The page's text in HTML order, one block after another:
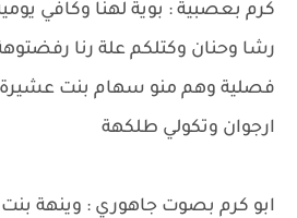
كرم بعصبية : بوية لهنا وكافي
رشا وحنان وكتلكم علة رنا
فصلية وهم منو سهام بنت
ارجوان وتكولي طلكهة
ابو كرم بصوت جاهوري : وينهة